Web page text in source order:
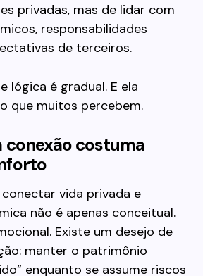
privadas, mas de lidar com
responsabilidades
de terceiros.
lógica é gradual. E ela
que muitos percebem.
conexão costuma
vida privada e
não é apenas conceitual.
Existe um desejo de
manter o patrimônio
enquanto se assume riscos